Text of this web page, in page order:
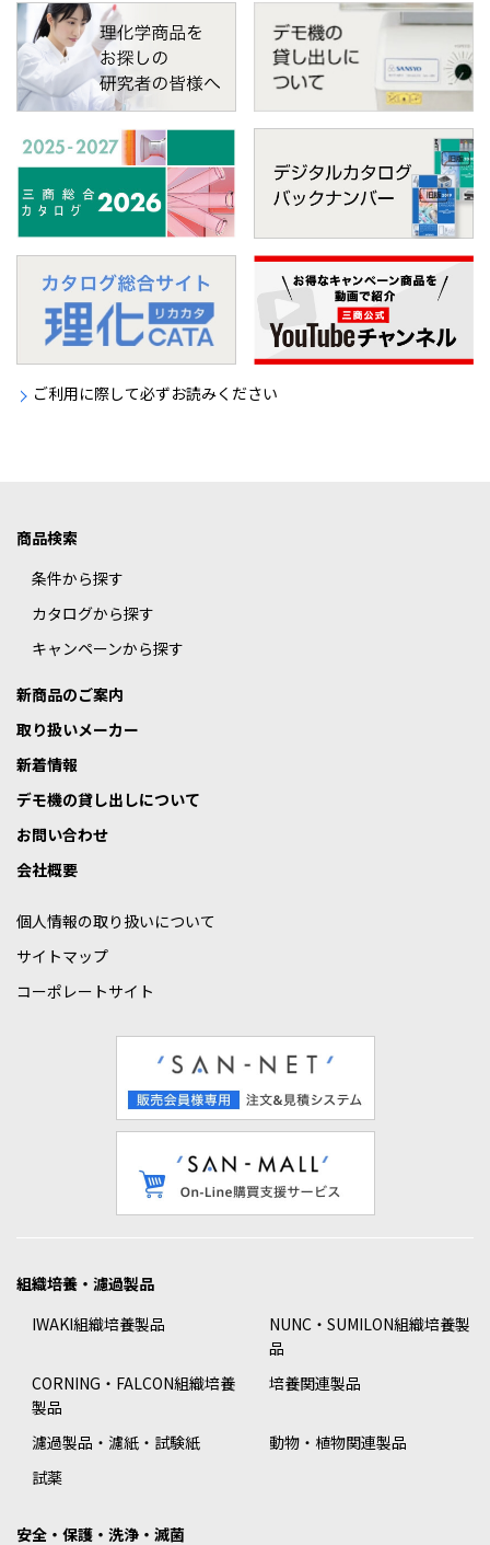
ご利用に際して必ずお読みください
商品検索
条件から探す
カタログから探す
キャンペーンから探す
新商品のご案内
取り扱いメーカー
新着情報
デモ機の貸し出しについて
お問い合わせ
会社概要
個人情報の取り扱いについて
サイトマップ
コーポレートサイト
組織培養・濾過製品
IWAKI組織培養製品
NUNC・SUMILON組織培養製
品
CORNING・FALCON組織培養
製品
培養関連製品
濾過製品・濾紙・試験紙
動物・植物関連製品
試薬
安全・保護・洗浄・滅菌